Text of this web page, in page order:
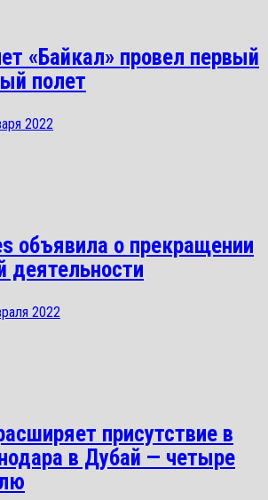
«Байкал» провел первый
полет
2022
объявила о прекращении
деятельности
2022
присутствие в
в Дубай — четыре